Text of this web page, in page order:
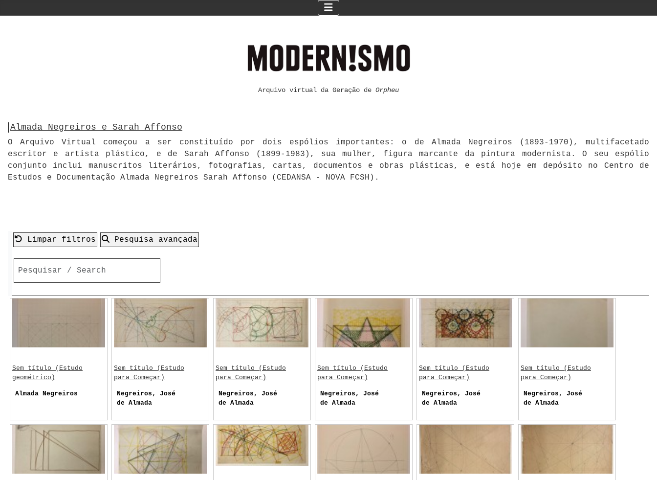
Arquivo virtual da Geração de Orpheu
Almada Negreiros e Sarah Affonso
O Arquivo Virtual começou a ser constituído por dois espólios importantes: o de Almada Negreiros (1893-1970), multifacetado
escritor e artista plástico, e de Sarah Affonso (1899-1983), sua mulher, figura marcante da pintura modernista. O seu espólio
conjunto inclui manuscritos literários, fotografias, cartas, documentos e obras plásticas, e está hoje em depósito no Centro de
Estudos e Documentação Almada Negreiros Sarah Affonso (CEDANSA - NOVA FCSH).
Limpar filtros Pesquisa avançada
Sem título (Estudo
geométrico)
Almada Negreiros
Sem título (Estudo
para Começar)
Negreiros, José
de Almada
Sem título (Estudo
para Começar)
Negreiros, José
de Almada
Sem título (Estudo
para Começar)
Negreiros, José
de Almada
Sem título (Estudo
para Começar)
Negreiros, José
de Almada
Sem título (Estudo
para Começar)
Negreiros, José
de Almada